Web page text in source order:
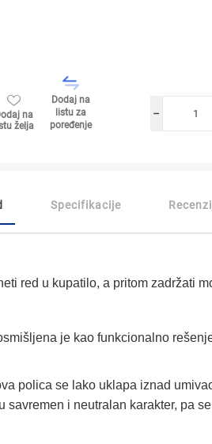
na
želja
Dodaj na
listu za
poređenje
h
Specifikacije
red u kupatilo, a pritom zadržati
je kao funkcionalno
polica se lako uklapa iznad
savremen i neutralan karakter, pa